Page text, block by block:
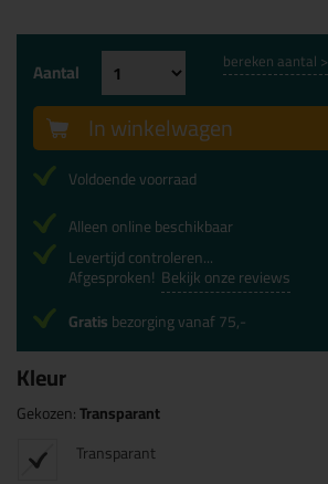
Kleur
Gekozen:Transparant
Transparant
Aantal bereken aantal >
In winkelwagen
Voldoende voorraad
Alleen online beschikbaar
Levertijd controleren...
Afgesproken! Bekijk onze reviews
Gratisbezorging vanaf 75,-